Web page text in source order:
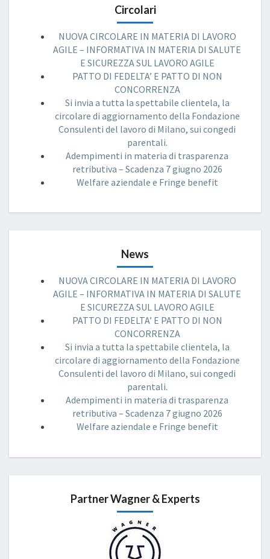
Circolari
NUOVA CIRCOLARE IN MATERIA DI LAVORO
AGILE – INFORMATIVA IN MATERIA DI SALUTE
E SICUREZZA SUL LAVORO AGILE
PATTO DI FEDELTA’ E PATTO DI NON
CONCORRENZA
Si invia a tutta la spettabile clientela, la
circolare di aggiornamento della Fondazione
Consulenti del lavoro di Milano, sui congedi
parentali.
Adempimenti in materia di trasparenza
retributiva – Scadenza 7 giugno 2026
Welfare aziendale e Fringe benefit
News
NUOVA CIRCOLARE IN MATERIA DI LAVORO
AGILE – INFORMATIVA IN MATERIA DI SALUTE
E SICUREZZA SUL LAVORO AGILE
PATTO DI FEDELTA’ E PATTO DI NON
CONCORRENZA
Si invia a tutta la spettabile clientela, la
circolare di aggiornamento della Fondazione
Consulenti del lavoro di Milano, sui congedi
parentali.
Adempimenti in materia di trasparenza
retributiva – Scadenza 7 giugno 2026
Welfare aziendale e Fringe benefit
Partner Wagner & Experts